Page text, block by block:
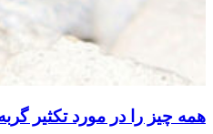
همه چیز را در مورد تکثیر